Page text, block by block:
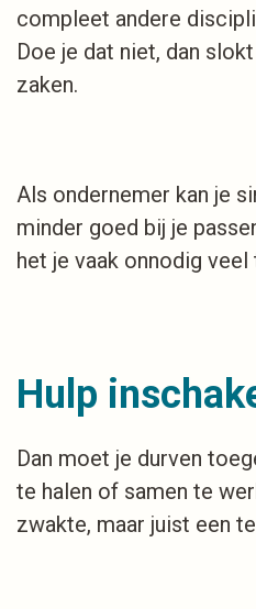
compleet andere
Doe je dat niet, dan
zaken.
Als ondernemer kan je
minder goed bij je
het je vaak onnodig
Hulp
Dan moet je durven
te halen of samen te
zwakte, maar juist een